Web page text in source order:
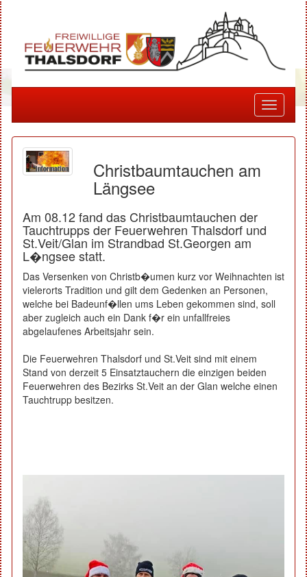
Toggle
Christbaumtauchen am
Längsee
Am 08.12 fand das Christbaumtauchen der
Tauchtrupps der Feuerwehren Thalsdorf und
St.Veit/Glan im Strandbad St.Georgen am
L�ngsee statt.
Das Versenken von Christb�umen kurz vor Weihnachten ist
vielerorts Tradition und gilt dem Gedenken an Personen,
welche bei Badeunf�llen ums Leben gekommen sind, soll
aber zugleich auch ein Dank f�r ein unfallfreies
abgelaufenes Arbeitsjahr sein.
Die Feuerwehren Thalsdorf und St.Veit sind mit einem
Stand von derzeit 5 Einsatztauchern die einzigen beiden
Feuerwehren des Bezirks St.Veit an der Glan welche einen
Tauchtrupp besitzen.